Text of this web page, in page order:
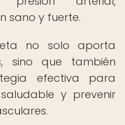
sano y fuerte.
no solo aporta
sino que también
efectiva para
y prevenir